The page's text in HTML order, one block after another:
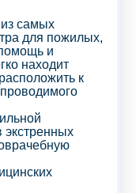
самых
для пожилых,
и
находит
к
экстренных